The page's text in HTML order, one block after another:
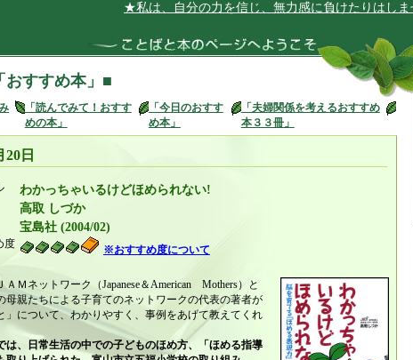
★私は、自分の力を信じ、無力感に負けたりはしません★
おすすめ本」■
「読んでみて！おすす
めの本」
「今日のおすす
め本」
「夫婦関係を考えるおすすめ
本３３冊」
20日
わかっちゃいるけどほめられない!
高取 しづか
宝島社 (2004/02)
度 ※おすすめ度について
ＡＭネットワーク（Japanese＆American Mothers）と
母親たちによる子育てのネットワークの代表の著者が
」について、わかりやすく、事例をあげて教えてくれ
は、日常生活の中での子どものほめ方、「ほめる指導